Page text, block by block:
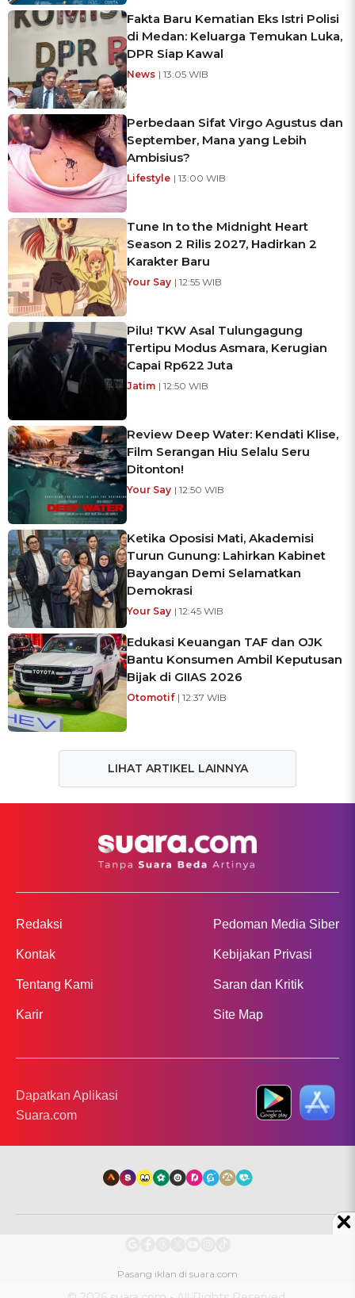
Fakta Baru Kematian Eks Istri Polisi
di Medan: Keluarga Temukan Luka,
DPR Siap Kawal
News | 13:05 WIB
Perbedaan Sifat Virgo Agustus dan
September, Mana yang Lebih
Ambisius?
Lifestyle | 13:00 WIB
Tune In to the Midnight Heart
Season 2 Rilis 2027, Hadirkan 2
Karakter Baru
Your Say | 12:55 WIB
Pilu! TKW Asal Tulungagung
Tertipu Modus Asmara, Kerugian
Capai Rp622 Juta
Jatim | 12:50 WIB
Review Deep Water: Kendati Klise,
Film Serangan Hiu Selalu Seru
Ditonton!
Your Say | 12:50 WIB
Ketika Oposisi Mati, Akademisi
Turun Gunung: Lahirkan Kabinet
Bayangan Demi Selamatkan
Demokrasi
Your Say | 12:45 WIB
Edukasi Keuangan TAF dan OJK
Bantu Konsumen Ambil Keputusan
Bijak di GIIAS 2026
Otomotif | 12:37 WIB
LIHAT ARTIKEL LAINNYA
Redaksi
Kontak
Tentang Kami
Karir
Pedoman Media Siber
Kebijakan Privasi
Saran dan Kritik
Site Map
Dapatkan Aplikasi
Suara.com